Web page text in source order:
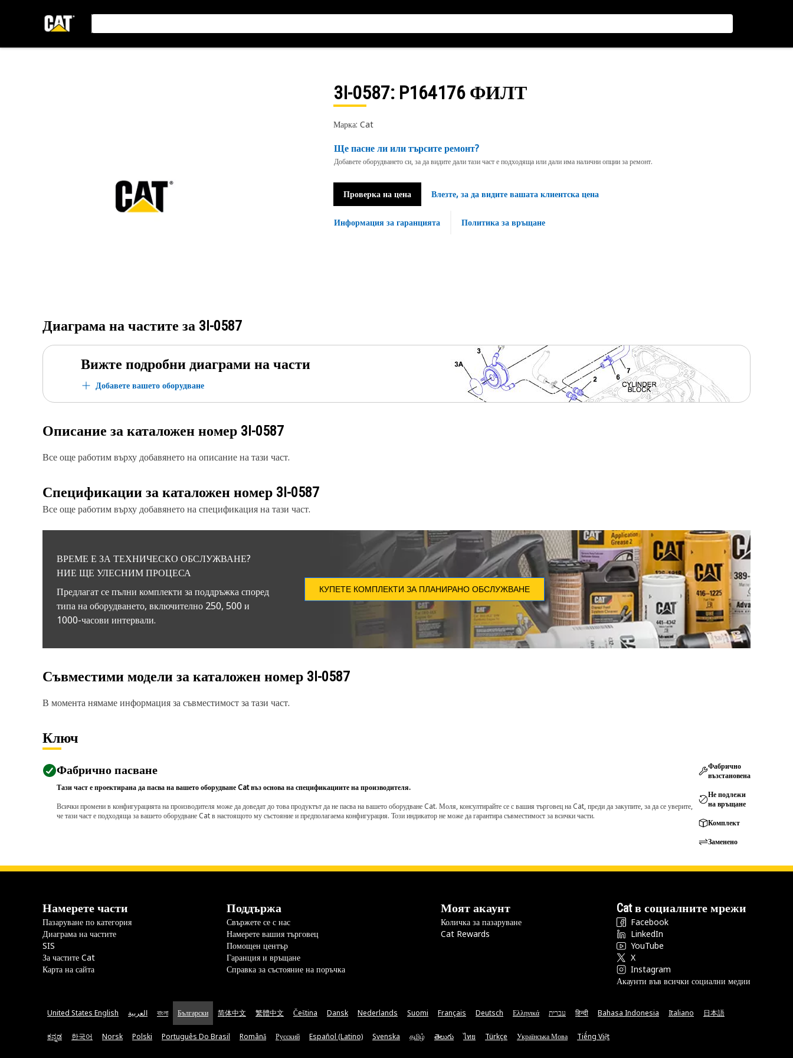
3I-0587: P164176 ФИЛТ
Марка: Cat
Ще пасне ли или търсите ремонт?
Добавете оборудването си, за да видите дали тази част е подходяща или дали има налични опции за ремонт.
Проверка на цена Влезте, за да видите вашата клиентска цена
Информация за гаранцията Политика за връщане
Диаграма на частите за 3I-0587
Вижте подробни диаграми на части
Добавете вашето оборудване
Описание за каталожен номер 3I-0587
Все още работим върху добавянето на описание на тази част.
Спецификации за каталожен номер 3I-0587
Все още работим върху добавянето на спецификация на тази част.
ВРЕМЕ Е ЗА ТЕХНИЧЕСКО ОБСЛУЖВАНЕ?
НИЕ ЩЕ УЛЕСНИМ ПРОЦЕСА
Предлагат се пълни комплекти за поддръжка според
типа на оборудването, включително 250, 500 и
1000-часови интервали.
КУПЕТЕ КОМПЛЕКТИ ЗА ПЛАНИРАНО ОБСЛУЖВАНЕ
Съвместими модели за каталожен номер 3I-0587
В момента нямаме информация за съвместимост за тази част.
Ключ
Фабрично пасване
Тази част е проектирана да пасва на вашето оборудване Cat въз основа на спецификациите на производителя.
Всички промени в конфигурацията на производителя може да доведат до това продуктът да не пасва на вашето оборудване Cat. Моля, консултирайте се с вашия търговец на Cat, преди да закупите, за да се уверите,
че тази част е подходяща за вашето оборудване Cat в настоящото му състояние и предполагаема конфигурация. Този индикатор не може да гарантира съвместимост за всички части.
Фабрично
възстановена
Не подлежи
на връщане
Комплект
Заменено
Намерете части
Пазаруване по категория
Диаграма на частите
SIS
За частите Cat
Карта на сайта
Поддържа
Свържете се с нас
Намерете вашия търговец
Помощен център
Гаранция и връщане
Справка за състояние на поръчка
Моят акаунт
Количка за пазаруване
Cat Rewards
Cat в социалните мрежи
Facebook
LinkedIn
YouTube
X
Instagram
Акаунти във всички социални медии
United States English العربية বাংলা Български 简体中文 繁體中文 Čeština Dansk Nederlands Suomi Français Deutsch Ελληνικά עברית हिन्दी Bahasa Indonesia Italiano 日本語
ಕನ್ನಡ 한국어 Norsk Polski Português Do Brasil Română Русский Español (Latino) Svenska தமிழ் తెలుగు ไทย Türkçe Українська Мова Tiếng Việt